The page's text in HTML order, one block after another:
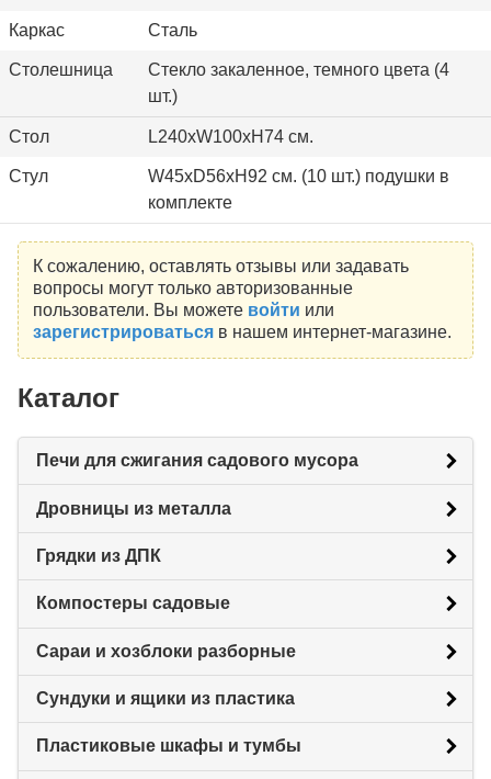
Каркас Сталь
Столешница
Стекло закаленное, темного цвета (4
шт.)
Стол L240хW100xH74 см.
Стул
W45xD56xH92 см. (10 шт.) подушки в
комплекте
К сожалению, оставлять отзывы или задавать
вопросы могут только авторизованные
пользователи. Вы можете войти или
зарегистрироватьсяв нашем интернет-магазине.
Каталог
Печи для сжигания садового мусора
Дровницы из металла
Грядки из ДПК
Компостеры садовые
Сараи и хозблоки разборные
Сундуки и ящики из пластика
Пластиковые шкафы и тумбы